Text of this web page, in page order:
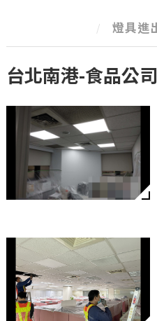
燈具進
台北南港-食品公司